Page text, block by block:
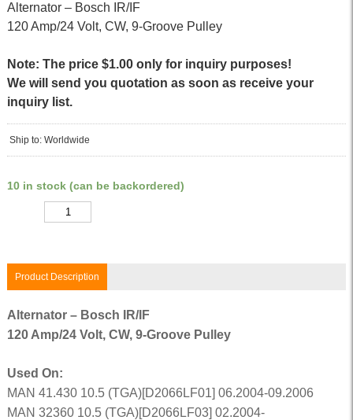
Alternator – Bosch IR/IF
120 Amp/24 Volt, CW, 9-Groove Pulley
Note: The price $1.00 only for inquiry purposes!
We will send you quotation as soon as receive your
inquiry list.
Ship to: Worldwide
10 in stock (can be backordered)
Product Description
Alternator – Bosch IR/IF
120 Amp/24 Volt, CW, 9-Groove Pulley
Used On:
MAN 41.430 10.5 (TGA)[D2066LF01] 06.2004-09.2006
MAN 32360 10.5 (TGA)[D2066LF03] 02.2004-